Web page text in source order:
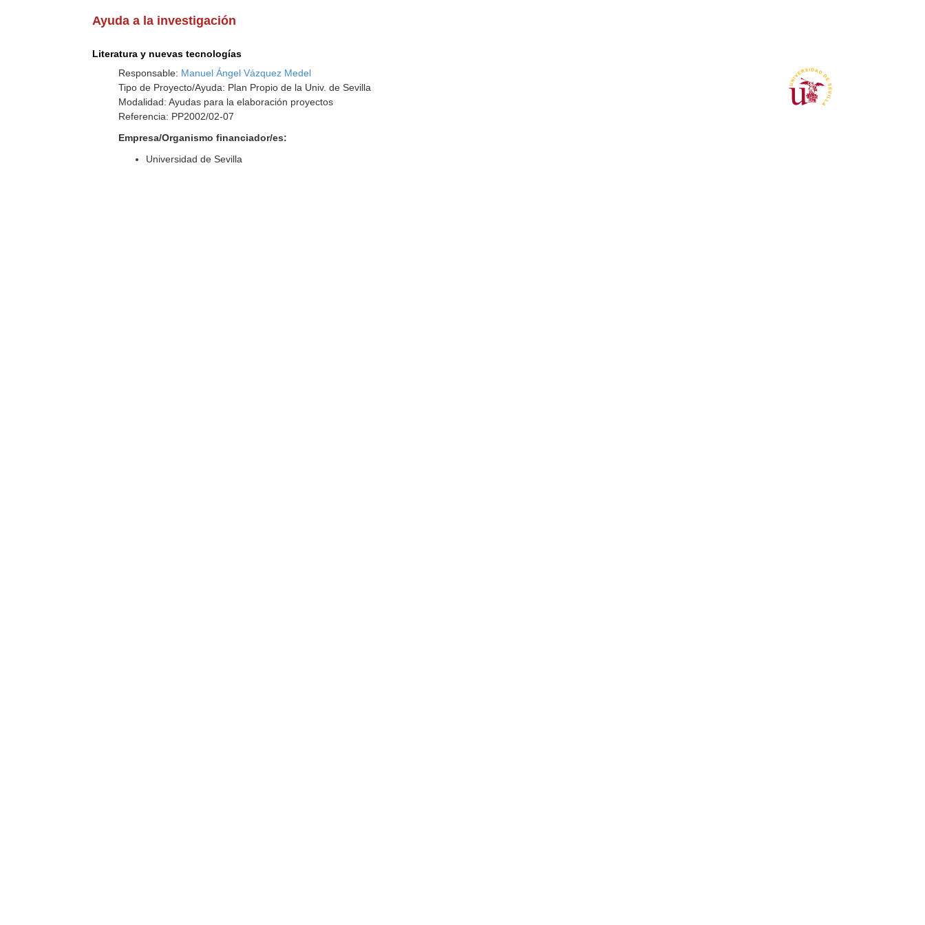
Ayuda a la investigación
Literatura y nuevas tecnologías
Responsable: Manuel Ángel Vázquez Medel
Tipo de Proyecto/Ayuda: Plan Propio de la Univ. de Sevilla
Modalidad: Ayudas para la elaboración proyectos
Referencia: PP2002/02-07
Empresa/Organismo financiador/es:
Universidad de Sevilla